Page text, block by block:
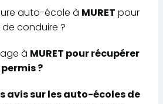
auto-école à MURET pour
conduire ?
à MURET pour récupérer
?
avis sur les auto-écoles de